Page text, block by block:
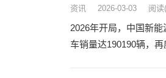
资讯 2026-03-03 阅读
2026年开局，中国新
车销量达190190辆，